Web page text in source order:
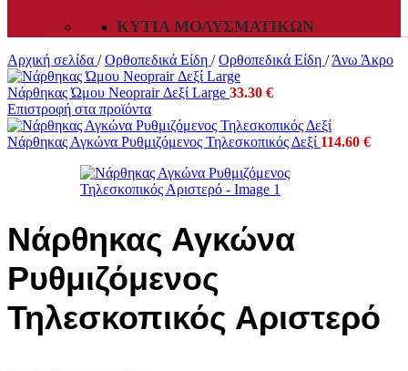
ΚΥΤΊΑ ΜΟΛΥΣΜΑΤΙΚΏΝ
Αρχική σελίδα / Ορθοπεδικά Είδη / Ορθοπεδικά Είδη / Άνω Άκρο
Νάρθηκας Ώμου Neoprair Δεξί Large 33.30 €
Επιστροφή στα προϊόντα
Νάρθηκας Αγκώνα Ρυθμιζόμενος Τηλεσκοπικός Δεξί 114.60 €
Νάρθηκας Αγκώνα
Ρυθμιζόμενος
Τηλεσκοπικός Αριστερό